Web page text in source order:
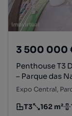
3 500 000
Penthouse T3
– Parque das
Expo Central,
Tipologia
T3
Preço por162 m²
Andar